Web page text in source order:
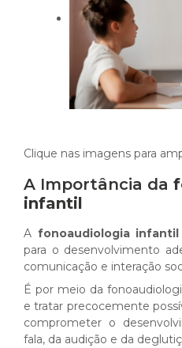
Clique nas imagens para
A Importância da
infantil
A fonoaudiologia infantil
para o desenvolvimento
comunicação e interação
É por meio da
e tratar precocemente
comprometer o
fala, da audição e da